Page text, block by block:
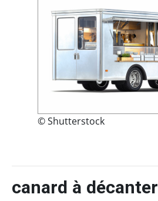
© Shutterstock
canard à décanter